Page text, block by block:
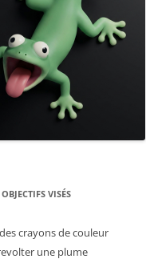
VISÉS
crayons de couleur
une plume